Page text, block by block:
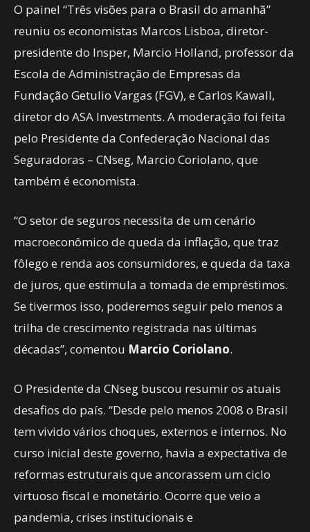
O painel “Três visões para o Brasil do amanhã”
reuniu os economistas Marcos Lisboa, diretor-
presidente do Insper, Marcio Holland, professor da
Escola de Administração de Empresas da
Fundação Getulio Vargas (FGV), e Carlos Kawall,
diretor do ASA Investments. A moderação foi feita
pelo Presidente da Confederação Nacional das
Seguradoras – CNseg, Marcio Coriolano, que
também é economista.
“O setor de seguros necessita de um cenário
macroeconômico de queda da inflação, que traz
fôlego e renda aos consumidores, e queda da taxa
de juros, que estimula a tomada de empréstimos.
Se tivermos isso, poderemos seguir pelo menos a
trilha de crescimento registrada nas últimas
décadas”, comentou Marcio Coriolano.
O Presidente da CNseg buscou resumir os atuais
desafios do país. “Desde pelo menos 2008 o Brasil
tem vivido vários choques, externos e internos. No
curso inicial deste governo, havia a expectativa de
reformas estruturais que ancorassem um ciclo
virtuoso fiscal e monetário. Ocorre que veio a
pandemia, crises institucionais e